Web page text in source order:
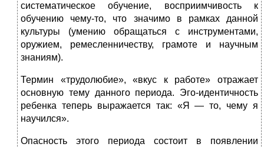
систематическое обучение, восприимчивость к
обучению чему-то, что значимо в рамках данной
культуры (умению обращаться с инструментами,
оружием, ремесленничеству, грамоте и научным
знаниям).
Термин «трудолюбие», «вкус к работе» отражает
основную тему данного периода. Эго-идентичность
ребенка теперь выражается так: «Я — то, чему я
научился».
Опасность этого периода состоит в появлении